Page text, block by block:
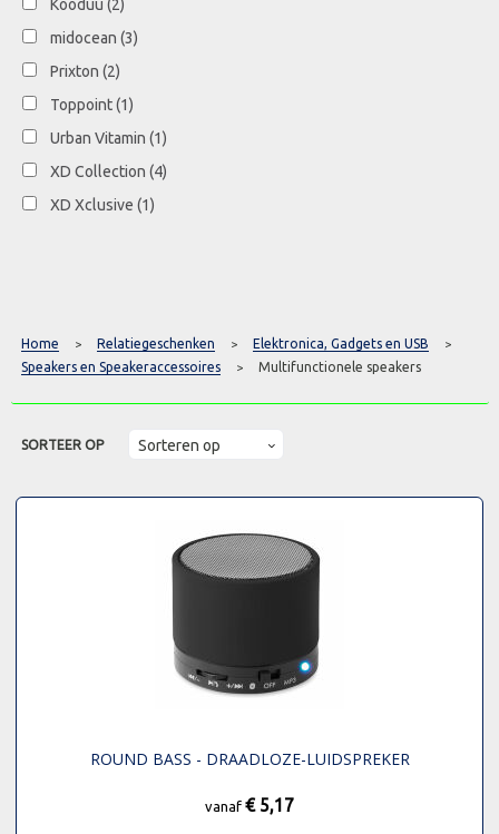
Kooduu (2)
midocean (3)
Prixton (2)
Toppoint (1)
Urban Vitamin (1)
XD Collection (4)
XD Xclusive (1)
Home > Relatiegeschenken > Elektronica, Gadgets en USB >
Speakers en Speakeraccessoires > Multifunctionele speakers
SORTEER OP
ROUND BASS - DRAADLOZE-LUIDSPREKER
vanaf € 5,17